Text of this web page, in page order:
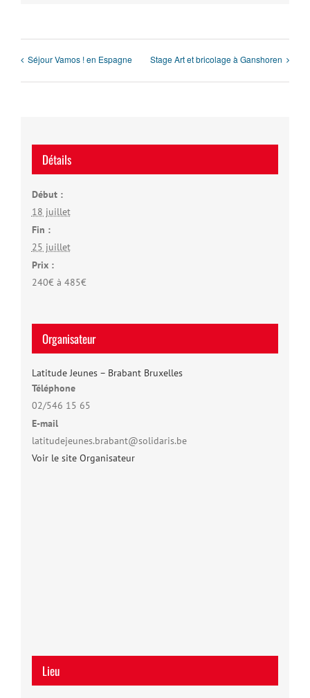
Séjour Vamos ! en Espagne Stage Art et bricolage à Ganshoren
Détails
Début :
18 juillet
Fin :
25 juillet
Prix :
240€ à 485€
Organisateur
Latitude Jeunes – Brabant Bruxelles
Téléphone
02/546 15 65
E-mail
latitudejeunes.brabant@solidaris.be
Voir le site Organisateur
Lieu